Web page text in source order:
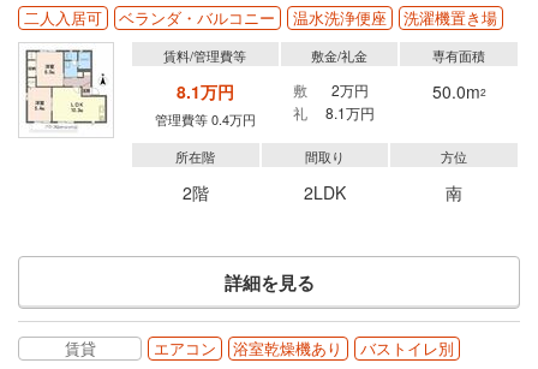
二人入居可
ベランダ・バルコニー 温水洗浄便座 洗濯機置き場
賃料/管理費等
8.1万円
管理費等 0.4万円
敷金/礼金
敷
2万円
礼
8.1万円
専有面積
50.0m2
所在階
2階
間取り
2LDK
方位
南
詳細を見る
賃貸 エアコン 浴室乾燥機あり
バストイレ別